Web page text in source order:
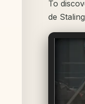
To
de